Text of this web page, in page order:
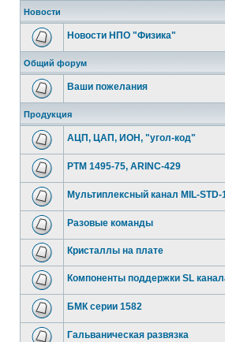
Новости
Новости НПО "Физика"
Общий форум
Ваши пожелания
Продукция
АЦП, ЦАП, ИОН, "угол-код"
РТМ 1495-75, ARINC-429
Мультиплексный канал MIL-STD-
Разовые команды
Кристаллы на плате
Компоненты поддержки SL
БМК серии 1582
Гальваническая развязка